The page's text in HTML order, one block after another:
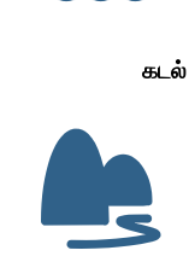
கடல்